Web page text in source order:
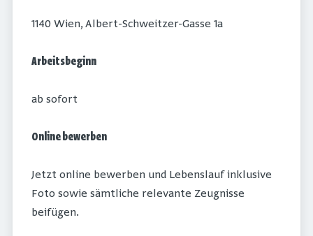
1140 Wien, Albert-Schweitzer-Gasse 1a
Arbeitsbeginn
ab sofort
Online bewerben
Jetzt online bewerben und Lebenslauf inklusive
Foto sowie sämtliche relevante Zeugnisse
beifügen.